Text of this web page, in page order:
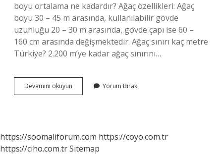
boyu ortalama ne kadardır? Ağaç özellikleri: Ağaç
boyu 30 – 45 m arasında, kullanılabilir gövde
uzunluğu 20 – 30 m arasında, gövde çapı ise 60 –
160 cm arasında değişmektedir. Ağaç sınırı kaç metre
Türkiye? 2.200 m’ye kadar ağaç sınırını…
Devamını okuyun
Ağaç
Mi
Yorum Bırak
https://soomaliforum.com https://coyo.com.tr
https://ciho.com.trSitemap